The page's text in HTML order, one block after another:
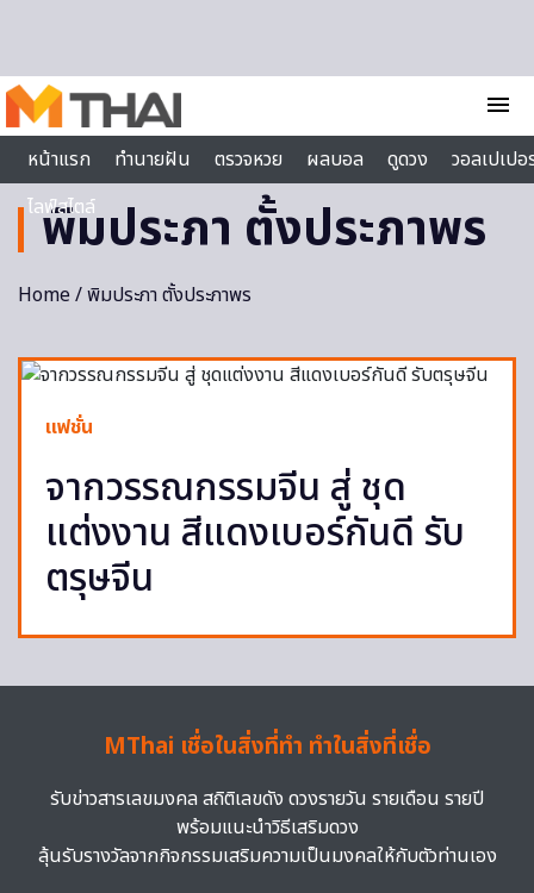
menu
หน้าแรก
ทำนายฝัน ตรวจหวย ผลบอล ดูดวง
วอลเปเป
ไลฟ์สไตล์
พิมประภา ตั้งประภาพร
Home/ พิมประภา ตั้งประภาพร
แฟชั่น
จากวรรณกรรมจีน สู่ ชุด
แต่งงาน สีแดงเบอร์กันดี รับ
ตรุษจีน
MThai เชื่อในสิ่งที่ทำ ทำในสิ่งที่เชื่อ
รับข่าวสารเลขมงคล สถิติเลขดัง ดวงรายวัน รายเดือน รายปี
พร้อมแนะนำวิธีเสริมดวง
ลุ้นรับรางวัลจากกิจกรรมเสริมความเป็นมงคลให้กับตัวท่านเอง